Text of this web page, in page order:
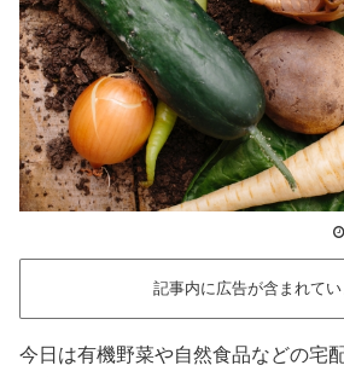
記事内に広告が含まれてい
今日は有機野菜や自然食品などの宅